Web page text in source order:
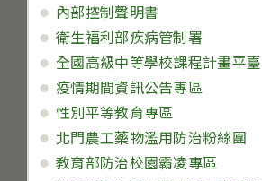
內部控制聲明書
衛生福利部疾病管制署
全國高級中等學校課程計畫平臺
疫情期間資訊公告專區
性別平等教育專區
北門農工藥物濫用防治粉絲團
教育部防治校園霸凌專區